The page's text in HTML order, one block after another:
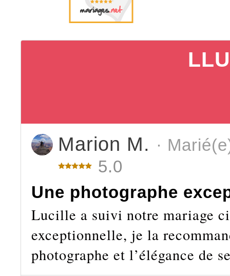
Marion M. ·
5.0
Une photographe
Lucille a suivi notre mariage
exceptionnelle, je la
photographe et l’élégance de